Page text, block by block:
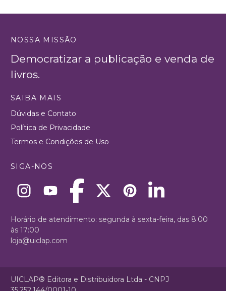
NOSSA MISSÃO
Democratizar a publicação e venda de
livros.
SAIBA MAIS
Dúvidas e Contato
Política de Privacidade
Termos e Condições de Uso
SIGA-NOS
Horário de atendimento: segunda à sexta-feira, das 8:00
às 17:00
loja@uiclap.com
UICLAP® Editora e Distribuidora Ltda - CNPJ